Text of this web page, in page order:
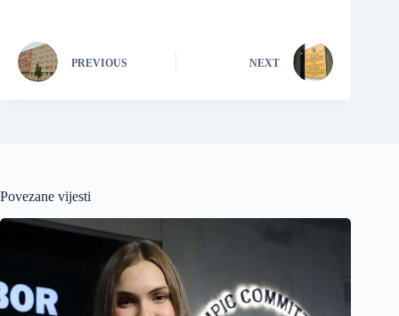
PREVIOUS NEXT
Povezane vijesti